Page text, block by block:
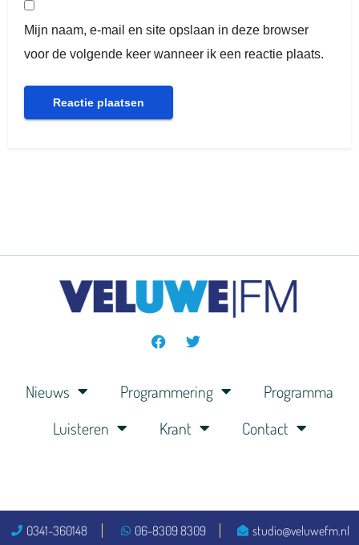
Mijn naam, e-mail en site opslaan in deze browser
voor de volgende keer wanneer ik een reactie plaats.
Nieuws Programmering
Programma
Luisteren
Krant Contact
0341-360148 06-8309 8309 studio@veluwefm.nl